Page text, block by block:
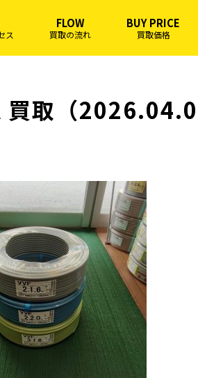
ス
FLOW
買取の流れ
BUY PRICE
買取価格
取（